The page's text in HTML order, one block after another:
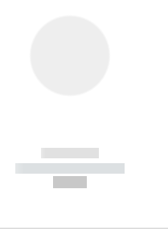
------------
----------- -----------